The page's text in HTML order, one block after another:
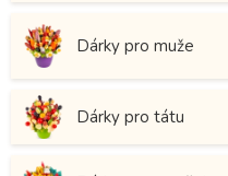
Dárky pro muže
Dárky pro tátu